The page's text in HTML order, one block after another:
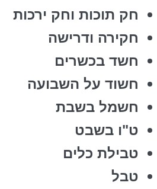
חק תוכות וחק ירכות
חקירה ודרישה
חשד בכשרים
חשוד על השבועה
חשמל בשבת
ט"ו בשבט
טבילת כלים
טבל